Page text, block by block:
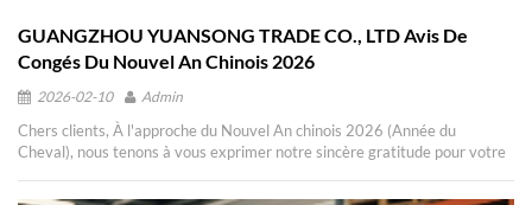
GUANGZHOU YUANSONG TRADE CO., LTD Avis De
Congés Du Nouvel An Chinois 2026
2026-02-10 Admin
Chers clients, À l'approche du Nouvel An chinois 2026 (Année du
Cheval), nous tenons à vous exprimer notre sincère gratitude pour votre